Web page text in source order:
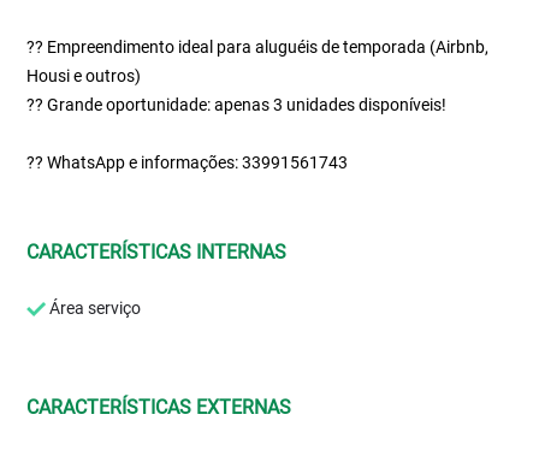
?? Empreendimento ideal para aluguéis de temporada (Airbnb,
Housi e outros)
?? Grande oportunidade: apenas 3 unidades disponíveis!
?? WhatsApp e informações: 33991561743
CARACTERÍSTICAS INTERNAS
Área serviço
CARACTERÍSTICAS EXTERNAS